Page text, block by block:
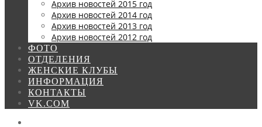
Архив новостей 2015 год
Архив новостей 2014 год
Архив новостей 2013 год
Архив новостей 2012 год
ФОТО
ОТДЕЛЕНИЯ
ЖЕНСКИЕ КЛУБЫ
ИНФОРМАЦИЯ
КОНТАКТЫ
VK.COM